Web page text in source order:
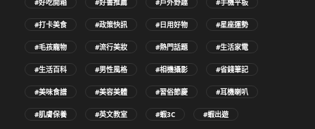
#好吃開箱 #好書推薦 #戶外野趣 #手機平板
#打卡美食 #政策快訊 #日用好物 #星座運勢
#毛孩寵物 #流行美妝 #熱門話題 #生活家電
#生活百科 #男性風格 #相機攝影 #省錢筆記
#美味食譜 #美容美體 #習俗節慶 #耳機喇叭
#肌膚保養 #英文教室 #蝦3C #蝦出遊